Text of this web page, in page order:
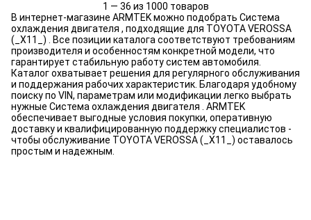
1 — 36 из 1000 товаров
В интернет-магазине ARMTEK можно подобрать Система
охлаждения двигателя , подходящие для TOYOTA VEROSSA
(_X11_) . Все позиции каталога соответствуют требованиям
производителя и особенностям конкретной модели, что
гарантирует стабильную работу систем автомобиля.
Каталог охватывает решения для регулярного обслуживания
и поддержания рабочих характеристик. Благодаря удобному
поиску по VIN, параметрам или модификации легко выбрать
нужные Система охлаждения двигателя . ARMTEK
обеспечивает выгодные условия покупки, оперативную
доставку и квалифицированную поддержку специалистов -
чтобы обслуживание TOYOTA VEROSSA (_X11_) оставалось
простым и надежным.